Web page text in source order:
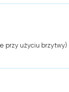
przy użyciu brzytwy)